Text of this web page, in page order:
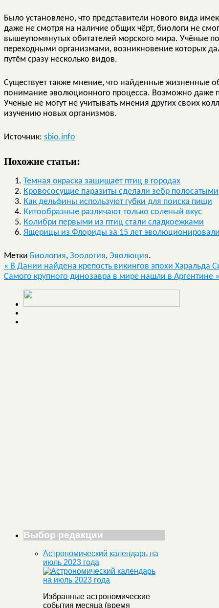
Было установлено, что представители нового вида
даже не смотря на наличие общих чёрт, биологи не
вышеупомянутых обитателей морского мира. Учёные
переходными организмами, возникновение которых
путём сразу несколько видов.
Существует также мнение, что найденные жизненные
понимание эволюционного процесса. Возможно даже
Ученые не могут не учитывать мнения других своих
изучению новых организмов.
Источник: sbio.info
Похожие статьи:
Темная окраска защищает птиц в городах
Кровососущие паразиты сделали зебр полосатыми
Как дельфины используют губки для поиска пищи
Китообразные различают только соленый вкус
Колибри первыми из птиц стали сладкоежками
Ящерицы из Флориды за 15 лет
Метки Биология, Зоология, Эволюция.
« В Дании найдена крепость викингов эпохи Харальда
Самого крупного динозавра в мире нашли в Аргентине »
Выбор редакции
Астрономический календарь на
июль 2023 года
Избранные астрономические
события месяца (время